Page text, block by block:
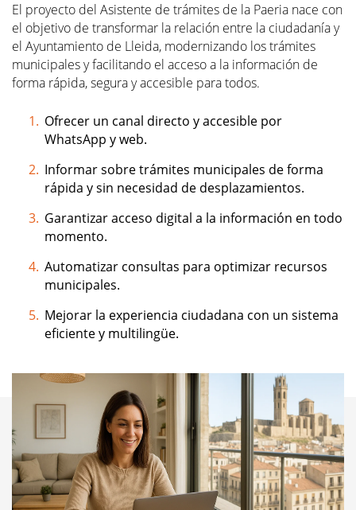
El proyecto del Asistente de trámites de la Paeria nace con
el objetivo de transformar la relación entre la ciudadanía y
el Ayuntamiento de Lleida, modernizando los trámites
municipales y facilitando el acceso a la información de
forma rápida, segura y accesible para todos.
Ofrecer un canal directo y accesible por
WhatsApp y web.
Informar sobre trámites municipales de forma
rápida y sin necesidad de desplazamientos.
Garantizar acceso digital a la información en todo
momento.
Automatizar consultas para optimizar recursos
municipales.
Mejorar la experiencia ciudadana con un sistema
eficiente y multilingüe.